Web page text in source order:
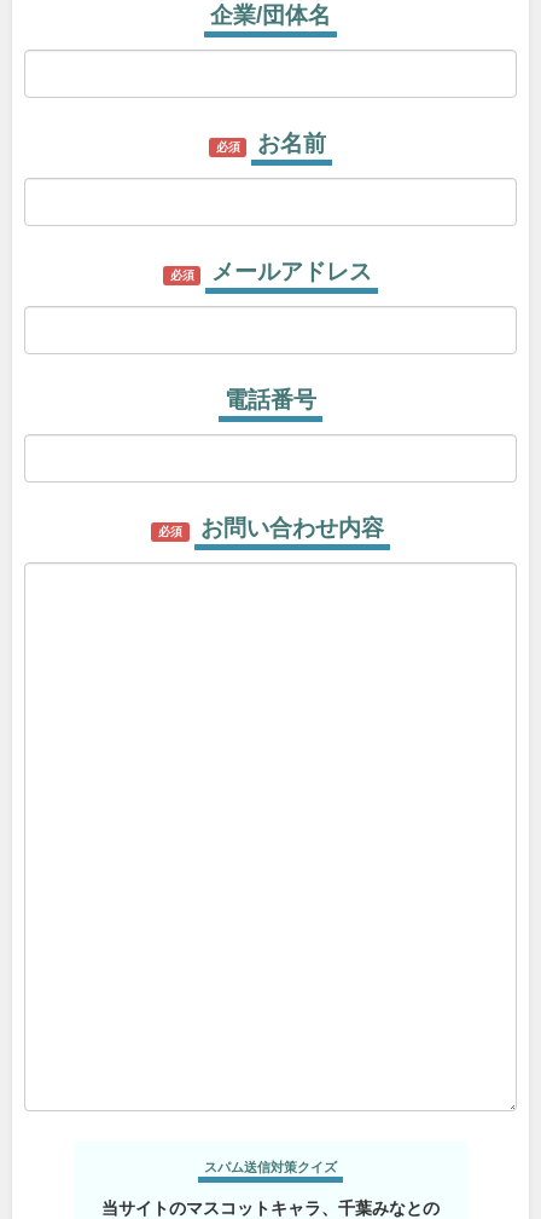
企業/団体名
必須 お名前
必須 メールアドレス
電話番号
必須 お問い合わせ内容
スパム送信対策クイズ
当サイトのマスコットキャラ、千葉みなとの